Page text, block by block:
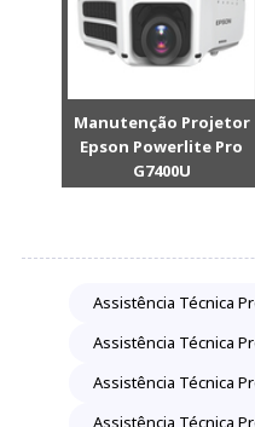
Manutenção Projetor
Epson Powerlite Pro
G7400U
Assistência Técnica
Assistência Técnica
Assistência Técnica
Assistência Técnica